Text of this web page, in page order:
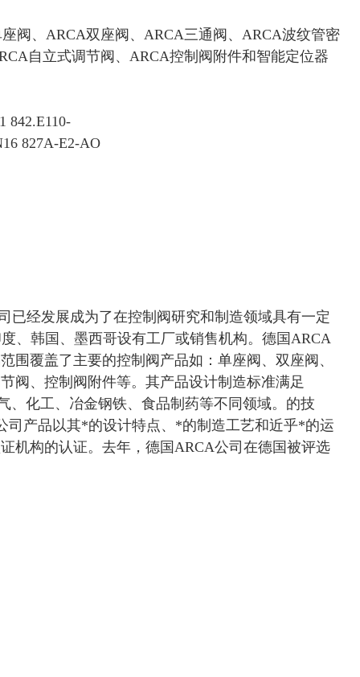
阀、ARCA双座阀、ARCA三通阀、ARCA波纹管密
自立式调节阀、ARCA控制阀附件和智能定位器
842.E110-
827A-E2-AO
已经发展成为了在控制阀研究和制造领域具有一定
、韩国、墨西哥设有工厂或销售机构。德国ARCA
围覆盖了主要的控制阀产品如：单座阀、双座阀、
阀、控制阀附件等。其产品设计制造标准满足
、化工、冶金钢铁、食品制药等不同领域。的技
司产品以其*的设计特点、*的制造工艺和近乎*的运
机构的认证。去年，德国ARCA公司在德国被评选